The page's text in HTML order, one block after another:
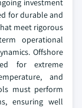
investment
for durable and
meet rigorous
operational
Offshore
for extreme
and
must perform
ensuring well